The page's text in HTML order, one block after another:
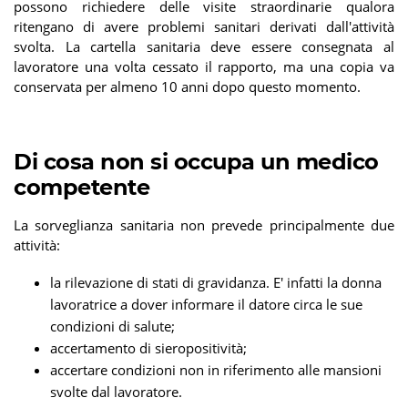
possono richiedere delle visite straordinarie qualora
ritengano di avere problemi sanitari derivati dall'attività
svolta. La cartella sanitaria deve essere consegnata al
lavoratore una volta cessato il rapporto, ma una copia va
conservata per almeno 10 anni dopo questo momento.
Di cosa non si occupa un medico
competente
La sorveglianza sanitaria non prevede principalmente due
attività:
la rilevazione di stati di gravidanza. E' infatti la donna
lavoratrice a dover informare il datore circa le sue
condizioni di salute;
accertamento di sieropositività;
accertare condizioni non in riferimento alle mansioni
svolte dal lavoratore.